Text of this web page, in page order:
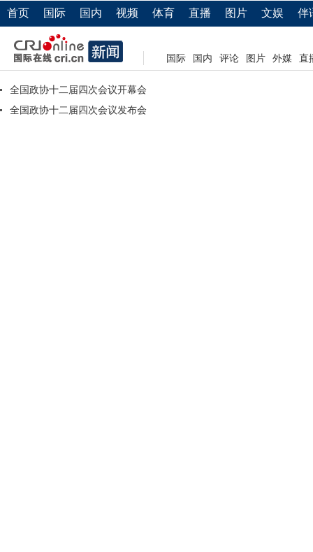
首页 国际 国内 视频 体育 直播 图片 文娱 伴
国际 国内 评论 图片 外媒 直
全国政协十二届四次会议开幕会
全国政协十二届四次会议发布会